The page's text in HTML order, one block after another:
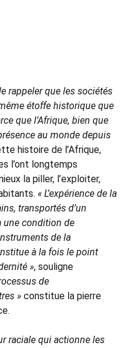
rappeler que les sociétés
étoffe historique que
que l’Afrique, bien que
au monde depuis
histoire de l’Afrique,
l’ont longtemps
la piller, l’exploiter,
« L’expérience de la
transportés d’un
une condition de
de la
à la fois le point
», souligne
de
»constitue la pierre
raciale qui actionne les